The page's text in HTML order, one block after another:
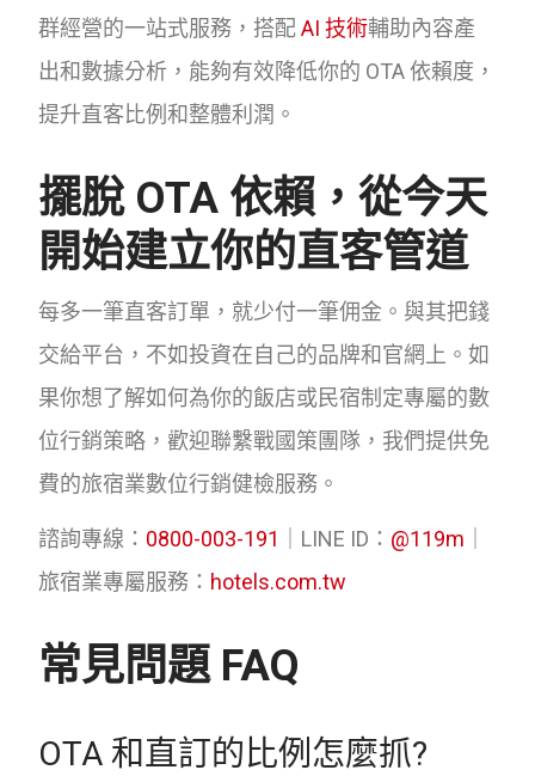
群經營的一站式服務，搭配AI 技術輔助內容產
出和數據分析，能夠有效降低你的 OTA 依賴度，
提升直客比例和整體利潤。
擺脫 OTA 依賴，從今天
開始建立你的直客管道
每多一筆直客訂單，就少付一筆佣金。與其把錢
交給平台，不如投資在自己的品牌和官網上。如
果你想了解如何為你的飯店或民宿制定專屬的數
位行銷策略，歡迎聯繫戰國策團隊，我們提供免
費的旅宿業數位行銷健檢服務。
諮詢專線： 0800-003-191 ｜LINE ID： @119m
旅宿業專屬服務： hotels.com.tw
常見問題 FAQ
OTA 和直訂的比例怎麼抓?